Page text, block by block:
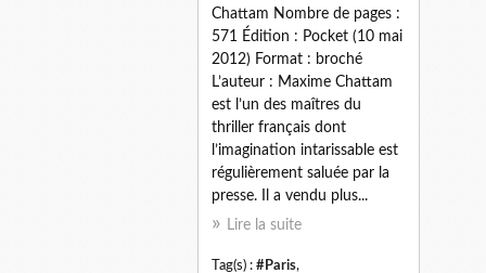
Chattam Nombre de pages :
571 Édition : Pocket (10 mai
2012) Format : broché
L’auteur : Maxime Chattam
est l’un des maîtres du
thriller français dont
l’imagination intarissable est
régulièrement saluée par la
presse. Il a vendu plus...
Lire la suite
Tag(s) : #Paris,